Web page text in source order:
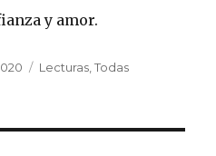
y amor.
Categorías
Lecturas ,Todas